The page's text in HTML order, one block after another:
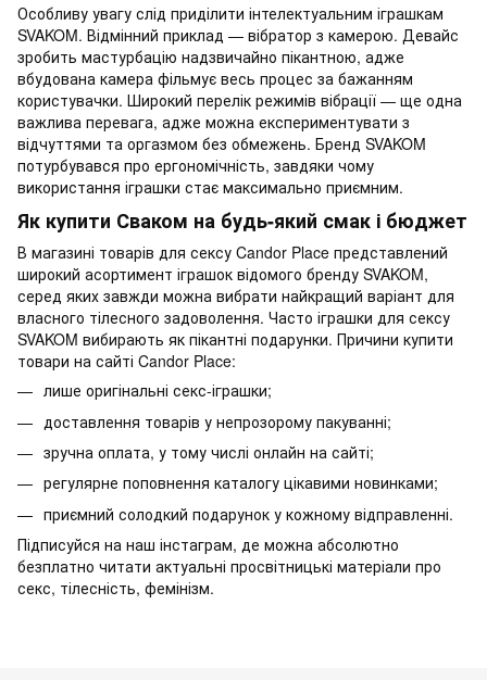
Особливу увагу слід приділити інтелектуальним іграшкам
SVAKOM. Відмінний приклад — вібратор з камерою. Девайс
зробить мастурбацію надзвичайно пікантною, адже
вбудована камера фільмує весь процес за бажанням
користувачки. Широкий перелік режимів вібрації — ще одна
важлива перевага, адже можна експериментувати з
відчуттями та оргазмом без обмежень. Бренд SVAKOM
потурбувався про ергономічність, завдяки чому
використання іграшки стає максимально приємним.
Як купити Сваком на будь-який смак і бюджет
В магазині товарів для сексу Candor Place представлений
широкий асортимент іграшок відомого бренду SVAKOM,
серед яких завжди можна вибрати найкращий варіант для
власного тілесного задоволення. Часто іграшки для сексу
SVAKOM вибирають як пікантні подарунки. Причини купити
товари на сайті Candor Place:
лише оригінальні секс-іграшки;
доставлення товарів у непрозорому пакуванні;
зручна оплата, у тому числі онлайн на сайті;
регулярне поповнення каталогу цікавими новинками;
приємний солодкий подарунок у кожному відправленні.
Підписуйся на наш інстаграм, де можна абсолютно
безплатно читати актуальні просвітницькі матеріали про
секс, тілесність, фемінізм.